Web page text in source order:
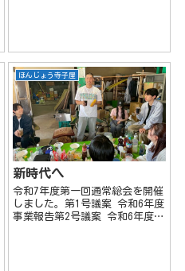
ほんじょう寺子屋
新時代へ
令和7年度第一回通常総会を開催
しました。第1号議案 令和6年度
事業報告第2号議案 令和6年度決